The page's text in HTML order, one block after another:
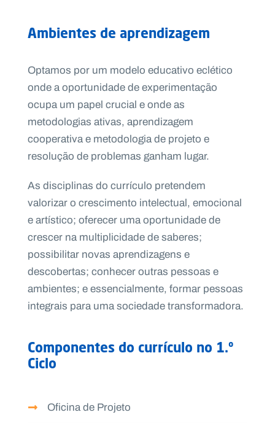
Ambientes de aprendizagem
Optamos por um modelo educativo eclético
onde a oportunidade de experimentação
ocupa um papel crucial e onde as
metodologias ativas, aprendizagem
cooperativa e metodologia de projeto e
resolução de problemas ganham lugar.
As disciplinas do currículo pretendem
valorizar o crescimento intelectual, emocional
e artístico; oferecer uma oportunidade de
crescer na multiplicidade de saberes;
possibilitar novas aprendizagens e
descobertas; conhecer outras pessoas e
ambientes; e essencialmente, formar pessoas
integrais para uma sociedade transformadora.
Componentes do currículo no 1.º
Ciclo
Oficina de Projeto